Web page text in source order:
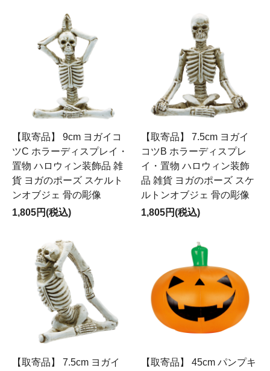
【取寄品】 9cm ヨガイコ
ツC ホラーディスプレイ・
置物 ハロウィン装飾品 雑
貨 ヨガのポーズ スケルト
ンオブジェ 骨の彫像
1,805円(税込)
【取寄品】 7.5cm ヨガイ
コツB ホラーディスプレ
イ・置物 ハロウィン装飾
品 雑貨 ヨガのポーズ スケ
ルトンオブジェ 骨の彫像
1,805円(税込)
【取寄品】 7.5cm ヨガイ 【取寄品】 45cm パンプキ